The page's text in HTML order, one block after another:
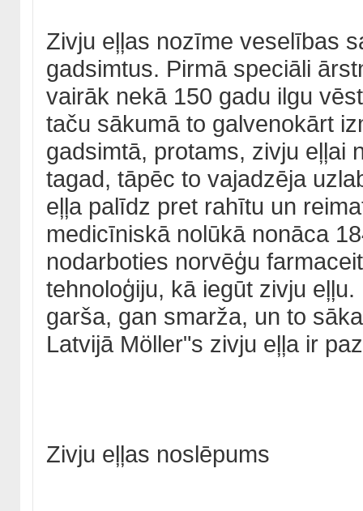
Zivju eļļas nozīme veselības
gadsimtus. Pirmā speciāli
vairāk nekā 150 gadu ilgu
taču sākumā to galvenokārt
gadsimtā, protams, zivju eļļai
tagad, tāpēc to vajadzēja
eļļa palīdz pret rahītu un
medicīniskā nolūkā nonāca
nodarboties norvēģu
tehnoloģiju, kā iegūt zivju
garša, gan smarža, un to
Latvijā Möller"s zivju eļļa ir
Zivju eļļas noslēpums